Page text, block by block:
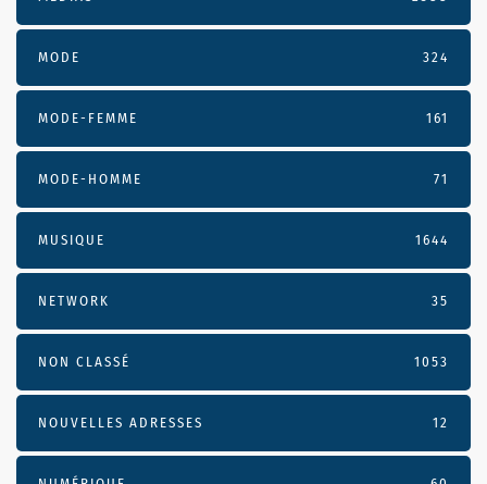
MODE 324
MODE-FEMME 161
MODE-HOMME 71
MUSIQUE 1644
NETWORK 35
NON CLASSÉ 1053
NOUVELLES ADRESSES 12